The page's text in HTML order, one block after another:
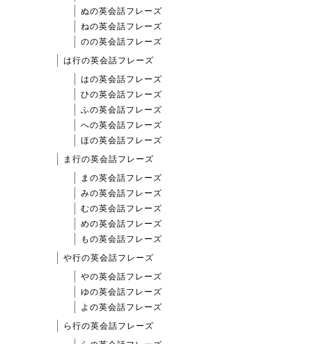
ぬの英会話フレーズ
ねの英会話フレーズ
のの英会話フレーズ
は行の英会話フレーズ
はの英会話フレーズ
ひの英会話フレーズ
ふの英会話フレーズ
への英会話フレーズ
ほの英会話フレーズ
ま行の英会話フレーズ
まの英会話フレーズ
みの英会話フレーズ
むの英会話フレーズ
めの英会話フレーズ
もの英会話フレーズ
や行の英会話フレーズ
やの英会話フレーズ
ゆの英会話フレーズ
よの英会話フレーズ
ら行の英会話フレーズ